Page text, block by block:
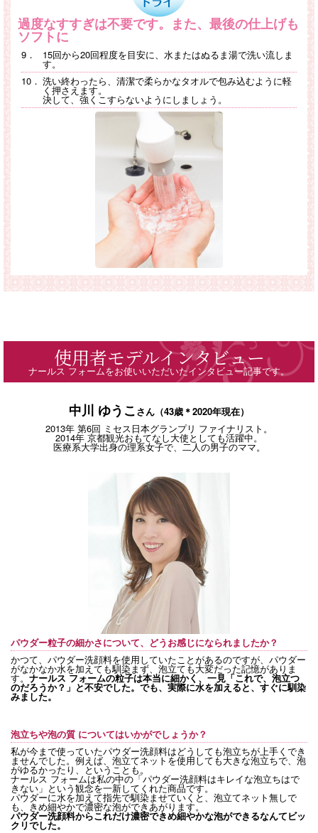
過度なすすぎは不要です。また、最後の仕上げも
ソフトに
9． 15回から20回程度を目安に、水またはぬるま湯で洗い流しま
す。
10． 洗い終わったら、清潔で柔らかなタオルで包み込むように軽
く押さえます。
決して、強くこすらないようにしましょう。
使用者モデルインタビュー
ナールス フォームをお使いいただいたインタビュー記事です。
中川 ゆうこさん （43歳＊2020年現在）
2013年 第6回 ミセス日本グランプリ ファイナリスト。
2014年 京都観光おもてなし大使としても活躍中。
医療系大学出身の理系女子で、二人の男子のママ。
パウダー粒子の細かさについて、どうお感じになられましたか？
かつて、パウダー洗顔料を使用していたことがあるのですが、パウダー
がなかなか水を加えても馴染まず、泡立ても大変だった記憶がありま
す。ナールス フォームの粒子は本当に細かく、一見「これで、泡立つ
のだろうか？」と不安でした。でも、実際に水を加えると、すぐに馴染
みました。
泡立ちや泡の質 についてはいかがでしょうか？
私が今まで使っていたパウダー洗顔料はどうしても泡立ちが上手くでき
ませんでした。例えば、泡立てネットを使用しても大きな泡立ちで、泡
がゆるかったり、ということも。
ナールス フォームは私の中の「パウダー洗顔料はキレイな泡立ちはで
きない」という観念を一新してくれた商品です。
パウダーに水を加えて指先で馴染ませていくと、泡立てネット無しで
も、きめ細やかで濃密な泡ができあがります。
パウダー洗顔料からこれだけ濃密できめ細やかな泡ができるなんてビッ
クリでした。